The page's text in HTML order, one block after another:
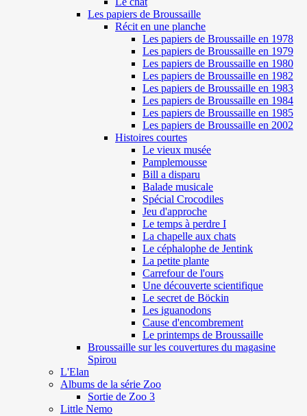
Les papiers de Broussaille
Récit en une planche
Les papiers de Broussaille en 1978
Les papiers de Broussaille en 1979
Les papiers de Broussaille en 1980
Les papiers de Broussaille en 1982
Les papiers de Broussaille en 1983
Les papiers de Broussaille en 1984
Les papiers de Broussaille en 1985
Les papiers de Broussaille en 2002
Histoires courtes
Le vieux musée
Pamplemousse
Bill a disparu
Balade musicale
Spécial Crocodiles
Jeu d'approche
Le temps à perdre I
La chapelle aux chats
Le céphalophe de Jentink
La petite plante
Carrefour de l'ours
Une découverte scientifique
Le secret de Böckin
Les iguanodons
Cause d'encombrement
Le printemps de Broussaille
Broussaille sur les couvertures du magasine
Spirou
L'Elan
Albums de la série Zoo
Sortie de Zoo 3
Little Nemo